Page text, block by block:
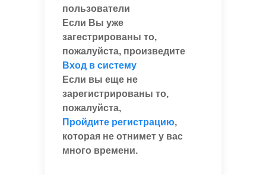
пользователи
Если Вы уже
загестрированы то,
пожалуйста, произведите
Вход в систему
Если вы еще не
зарегистрированы то,
пожалуйста,
Пройдите регистрацию,
которая не отнимет у вас
много времени.